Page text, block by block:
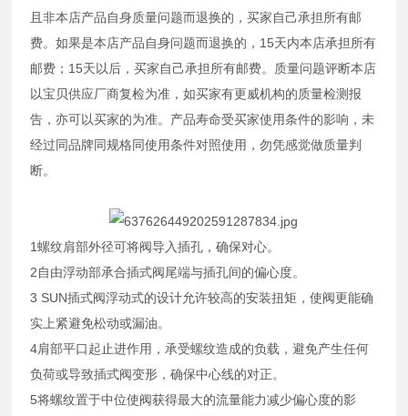
且非本店产品自身质量问题而退换的，买家自己承担所有邮
费。如果是本店产品自身问题而退换的，15天内本店承担所有
邮费；15天以后，买家自己承担所有邮费。质量问题评断本店
以宝贝供应厂商复检为准，如买家有更威机构的质量检测报
告，亦可以买家的为准。产品寿命受买家使用条件的影响，未
经过同品牌同规格同使用条件对照使用，勿凭感觉做质量判
断。
1螺纹肩部外径可将阀导入插孔，确保对心。
2自由浮动部承合插式阀尾端与插孔间的偏心度。
3 SUN插式阀浮动式的设计允许较高的安装扭矩，使阀更能确
实上紧避免松动或漏油。
4肩部平口起止进作用，承受螺纹造成的负载，避免产生任何
负荷或导致插式阀变形，确保中心线的对正。
5将螺纹置于中位使阀获得最大的流量能力减少偏心度的影